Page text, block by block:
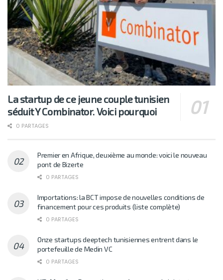
La startup de ce jeune couple tunisien
séduit Y Combinator. Voici pourquoi
0 PARTAGES
Premier en Afrique, deuxième au monde: voici le nouveau
pont de Bizerte
0 PARTAGES
Importations: la BCT impose de nouvelles conditions de
financement pour ces produits (liste complète)
0 PARTAGES
Onze startups deeptech tunisiennes entrent dans le
portefeuille de Medin VC
0 PARTAGES